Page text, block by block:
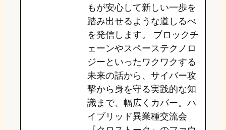
もが安心して新しい一歩を
踏み出せるような道しるべ
を発信します。 ブロックチ
ェーンやスペーステクノロ
ジーといったワクワクする
未来の話から、サイバー攻
撃から身を守る実践的な知
識まで、幅広くカバー。ハ
イブリッド異業種交流会